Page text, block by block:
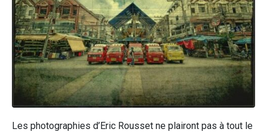
Les photographies d’Eric Rousset ne plairont pas à tout le